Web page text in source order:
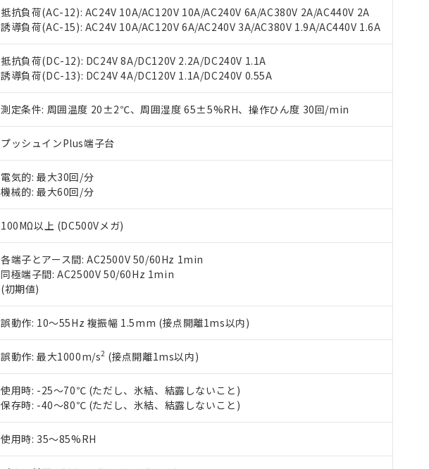
抵抗負荷(AC-12): AC24V 10A/AC120V 10A/AC240V 6A/AC380V 2A/AC440V 2A
誘導負荷(AC-15): AC24V 10A/AC120V 6A/AC240V 3A/AC380V 1.9A/AC440V 1.6A
抵抗負荷(DC-12): DC24V 8A/DC120V 2.2A/DC240V 1.1A
誘導負荷(DC-13): DC24V 4A/DC120V 1.1A/DC240V 0.55A
測定条件: 周囲温度 20±2℃、周囲湿度 65±5%RH、操作ひん度 30回/min
プッシュインPlus端子台
電気的: 最大30回/分
機械的: 最大60回/分
100MΩ以上 (DC500Vメガ)
各端子とアース間: AC2500V 50/60Hz 1min
同極端子間: AC2500V 50/60Hz 1min
(初期値)
誤動作: 10～55Hz 複振幅 1.5mm (接点開離1ms以内)
誤動作: 最大1000m/s2 (接点開離1ms以内)
使用時: -25～70℃ (ただし、氷結、結露しないこと)
保存時: -40～80℃ (ただし、氷結、結露しないこと)
使用時: 35～85%RH
本サービスは、当社制御機器事業取扱商品の当社在庫状況および標準価格(税抜)を提
くものです。
当社制御機器事業取扱商品の中には、本サービスの対象外となる商品もあることを
のであり、閲覧された時点での実際の在庫および標準価格とは異なる場合があるこ
い。
正式な納期状況および標準価格はお客様のお取引先、またはお客様担当のオムロン
当社販売員にご相談ください。
オムロン制御機器販売店や当社販売拠点は「販売ネットワーク
」をご確認くださ
在庫状況および標準価格結果を当社の事前の承諾なく第三者に漏洩または開示しな
マイパーツ機能（部品リスト作成サービス）をご利用いただくには、I-Webメンバー
ている必要があります。
お客様が当ウェブサイト上で当社にご登録された部品リストについて、当社および
さい。
※当社の共同利用者とは、"個人情報の共同利用に関して"
の「1.共同利用者の範
いる法人を指します。
*EU RoHS指令（10物質）：
鉛(Pb) 1000ppm以下、 水銀(Hg) 1000ppm以下、 カドミウム(Cd) 100ppm以下、
六価クロム(Cr(Ⅵ)) 1000ppm以下、ポリ臭化ビフェニル類(PBB) 1000ppm以下、ポリ臭化ジフェニルエーテル類
但し、RoHS指令で産業用監視および制御機器に対する適用除外項目は除く。
フタル酸エステル類の４物質については閾値を超える意図的な使用がないことを確認しています。
※2 対応予定月
部品在庫の切り替え状況などにより、予定月が前後することがあります。
※3 非含有証明書ダウンロード
下記の非含有証明書をダウンロードすることができます。
EU RoHS指令（10物質）の非含有証明書
51物質の非含有証明書（当社基準）
※本証明書は発行日時点で非含有を証明するもので、過去に遡って非含有を証明するもの
また、RoHS指令のフタル酸エステル類４物質の対応では、対応完了までの期間は出荷
混在することから備考欄に対応日を記載しておりました。
り割愛しております。
「－」：未確認です。当社販売部門へお問い合わせください。
*中国RoHS10物質の基準値 (GB/T26572)：
Pb(鉛) :1000ppm、 Hg(水銀) : 1000ppm、 Cd(カドミウム) : 100ppm、
Cr(Ⅵ)(六価クロム) : 1000ppm、 PBBs(ポリ臭化ビフェニル類) : 1000ppm、 PBDEs(ポリ臭化ジフェニルエーテル
DBP(フタル酸ジブチル) : 1000ppm、 DIBP(フタル酸ジイソブチル) : 1000ppm、 BBP(フタル酸ブチルベンジル) :
DEHP(フタル酸ビス(2-エチルヘキシル)) : 1000ppm
※2 環境保護使用期限
「ｅ」：有害物質（10物質）のすべてが基準値以下であることを示します。
「10」：通常の使用状況下において有害物質が外部に漏えいし、環境に深刻な影響を及ぼ
味します。
当社は、これら貴社製品のうち、外国為替および外国貿易法に定める商品（以下｢規
う）を輸出または国外への提供する場合は、日本国政府の輸出許可(または役務取引
当社は規制貨物を破棄する場合は、完全に破砕するなど、違法に輸出されないよう
ます。
当社は貴社製品を、核兵器、ミサイル、化学兵器、生物兵器またはその他武器並び
当社は、貴社製品を第三者に販売する場合は、上記1、2および3の内容を当該第三者
また当社は、販売先および販売に係わる関係者が違法に輸出するおそれがある場合
たしません。
記
号
説明
○ 一定数以上の在庫あり
△ 一定数には満たないが在庫あり
－
在庫なし(最新の在庫状況については、お客様のお取引先、またはお客様担当の
機器販売店・当社販売員にご確認ください)
空
白
受注生産機種、また在庫状況の情報を公開していない機種